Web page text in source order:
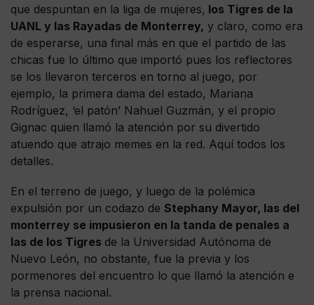
que despuntan en la liga de mujeres, los Tigres de la
UANL y las Rayadas de Monterrey, y claro, como era
de esperarse, una final más en que el partido de las
chicas fue lo último que importó pues los reflectores
se los llevaron terceros en torno al juego, por
ejemplo, la primera dama del estado, Mariana
Rodríguez, ‘el patón’ Nahuel Guzmán, y el propio
Gignac quien llamó la atención por su divertido
atuendo que atrajo memes en la red. Aquí todos los
detalles.
En el terreno de juego, y luego de la polémica
expulsión por un codazo de Stephany Mayor, las del
monterrey se impusieron en la tanda de penales a
las de los Tigres de la Universidad Autónoma de
Nuevo León, no obstante, fue la previa y los
pormenores del encuentro lo que llamó la atención e
la prensa nacional.